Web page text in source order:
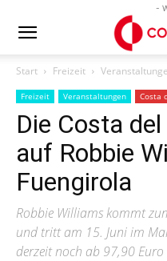
-
Start Freizeit
Freizeit Veranstaltungen Costa
Die Costa
auf Robbie
Fuengirola
Robbie Williams kommt
und tritt am 15. Juni im
derzeit noch ab 97,90